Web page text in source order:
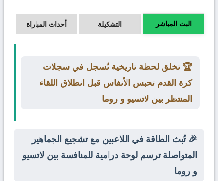
البث المباشر التشكيلة أحداث المباراة
🏆 تخلق لحظة تاريخية تُسجل في سجلات
كرة القدم تحبس الأنفاس قبل انطلاق اللقاء
المنتظر بين لاتسيو و روما
🎉 تُبث الطاقة في اللاعبين مع تشجيع الجماهير
المتواصلة ترسم لوحة درامية للمنافسة بين لاتسيو
و روما